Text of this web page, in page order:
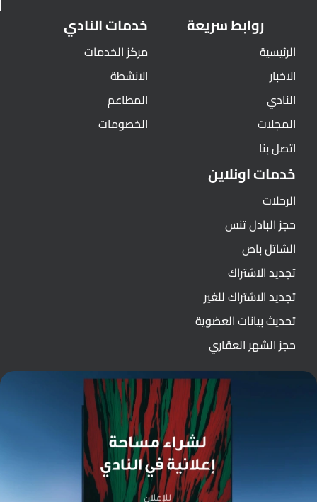
روابط سريعة
الرئيسية
الاخبار
النادي
المجلات
اتصل بنا
خدمات النادي
مركز الخدمات
الانشطة
المطاعم
الخصومات
خدمات اونلاين
الرحلات
حجز البادل تنس
الشاتل باص
تجديد الاشتراك
تجديد الاشتراك للغير
تحديث بيانات العضوية
حجز الشهر العقاري